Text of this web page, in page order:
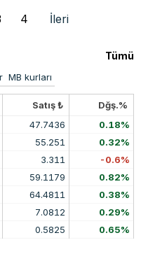
4 İleri
Tümü
MB kurları
Satış ₺ Dğş.%
47.7436 0.18%
55.251 0.32%
3.311 -0.6%
59.1179 0.82%
64.4811 0.38%
7.0812 0.29%
0.5825 0.65%